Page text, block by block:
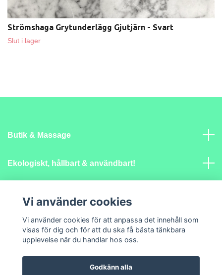
Strömshaga Grytunderlägg Gjutjärn - Svart
Slut i lager
Butik & Massage
Ekologiskt, hållbart & användbart!
Sociala medier
Vi använder cookies
Vi använder cookies för att anpassa det innehåll som
visas för dig och för att du ska få bästa tänkbara
upplevelse när du handlar hos oss.
Godkänn alla